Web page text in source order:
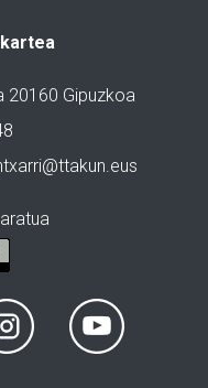
20160 Gipuzkoa